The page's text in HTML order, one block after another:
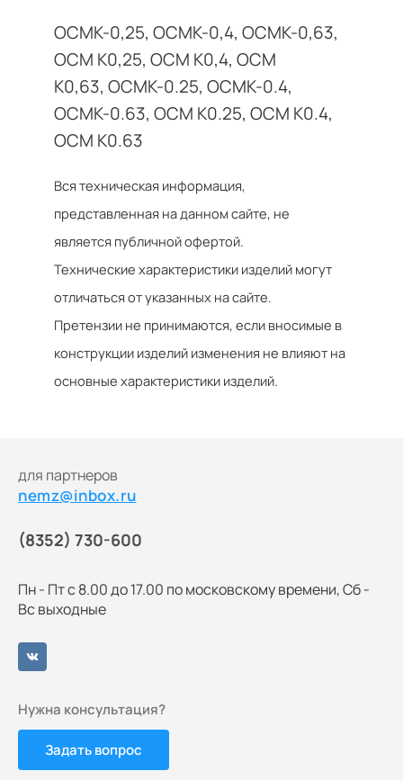
ОСМК-0,25, ОСМК-0,4, ОСМК-0,63,
ОСМ К0,25, ОСМ К0,4, ОСМ
К0,63, ОСМК-0.25, ОСМК-0.4,
ОСМК-0.63, ОСМ К0.25, ОСМ К0.4,
ОСМ К0.63
Вся техническая информация,
представленная на данном сайте, не
является публичной офертой.
Технические характеристики изделий могут
отличаться от указанных на сайте.
Претензии не принимаются, если вносимые в
конструкции изделий изменения не влияют на
основные характеристики изделий.
для партнеров
nemz@inbox.ru
(8352) 730-600
Пн - Пт с 8.00 до 17.00 по московскому времени, Сб -
Вс выходные
Нужна консультация?
Задать вопрос